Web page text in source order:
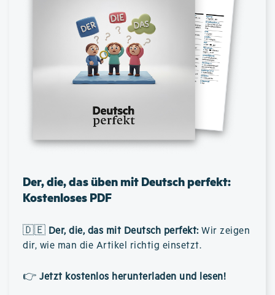
Der, die, das üben mit Deutsch perfekt:
Kostenloses PDF
🇩🇪 Der, die, das mit Deutsch perfekt: Wir zeigen
dir, wie man die Artikel richtig einsetzt.
👉 Jetzt kostenlos herunterladen und lesen!